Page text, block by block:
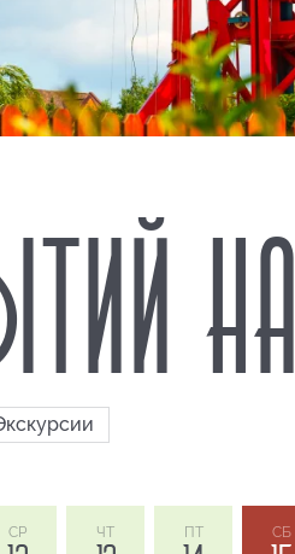
НА
СР ЧТ ПТ СБ